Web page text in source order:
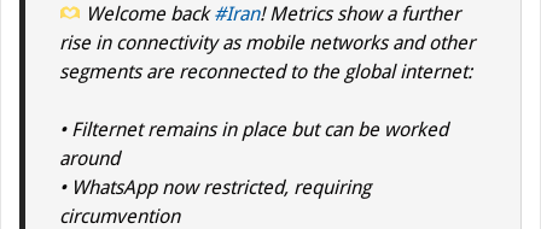
Welcome back#Iran! Metrics show a further
rise in connectivity as mobile networks and other
segments are reconnected to the global internet:
• Filternet remains in place but can be worked
around
• WhatsApp now restricted, requiring
circumvention